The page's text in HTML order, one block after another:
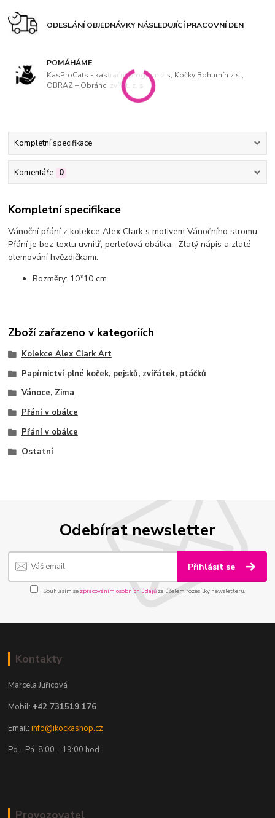
ODESLÁNÍ OBJEDNÁVKY NÁSLEDUJÍCÍ PRACOVNÍ DEN
POMÁHÁME
KasProCats - kastrační program z.s, Kočky Bohumín z.s.,
OBRAZ – Obránci zvířat, z. s
Kompletní specifikace
Komentáře 0
Kompletní specifikace
Vánoční přání z kolekce Alex Clark s motivem Vánočního stromu.
Přání je bez textu uvnitř, perleťová obálka. Zlatý nápis a zlaté
olemování hvězdičkami.
Rozměry: 10*10 cm
Zboží zařazeno v kategoriích
Kolekce Alex Clark Art
Papírnictví plné koček, pejsků, zvířátek, ptáčků
Vánoce, Zima
Přání v obálce
Přání v obálce
Ostatní
Odebírat newsletter
Přihlásit se
Souhlasím se zpracováním osobních údajůza účelem rozesílky newsletteru.
Kontakty
Marcela Juřicová
Mobil: +42 731519 176
Email:info@ikockashop.cz
Po - Pá 8:00 - 19:00 hod
Provozovatel